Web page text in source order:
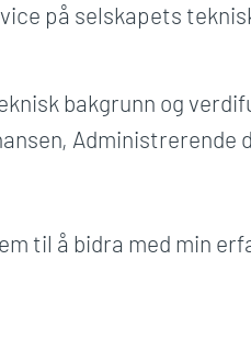
på selskapets
bakgrunn og
Administrerende
til å bidra med min